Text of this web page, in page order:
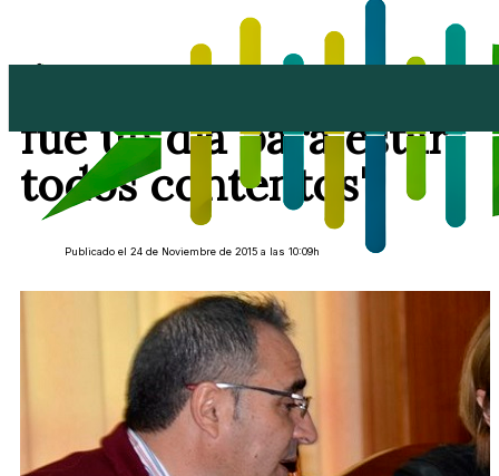
fue un día para estar
todos contentos"
Publicado el 24 de Noviembre de 2015 a las 10:09h